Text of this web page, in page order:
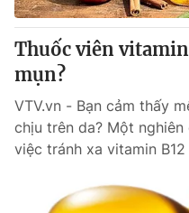
Thuốc viên
mụn?
VTV.vn - Bạn cảm thấy
chịu trên da? Một
việc tránh xa vitamin